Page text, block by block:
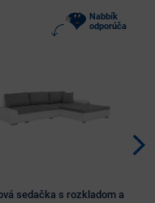
Nabbík
odporúča
sedačka s rozkladom a